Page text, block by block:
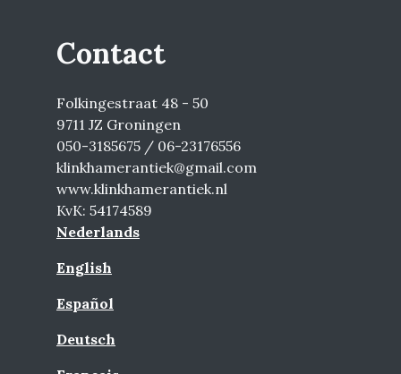
Contact
Folkingestraat 48 - 50
9711 JZ Groningen
050-3185675 / 06-23176556
klinkhamerantiek@gmail.com
www.klinkhamerantiek.nl
KvK: 54174589
Nederlands
English
Español
Deutsch